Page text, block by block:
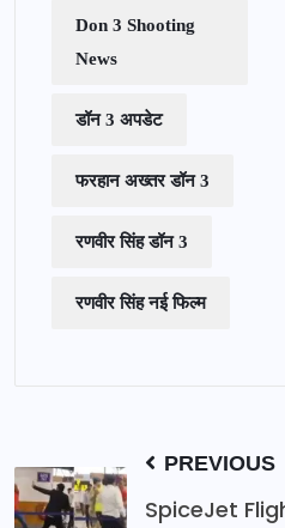
Don 3 Shooting
News
डॉन 3 अपडेट
फरहान अख्तर डॉन 3
रणवीर सिंह डॉन 3
रणवीर सिंह नई फिल्म
PREVIOUS
SpiceJet